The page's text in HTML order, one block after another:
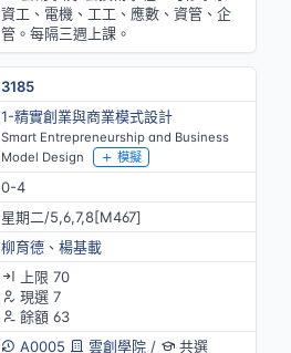
資工、電機、工工、應數、資管、企
管。每隔三週上課。
3185
1-精實創業與商業模式設計
Smart Entrepreneurship and Business
Model Design
模擬
0-4
星期二/5,6,7,8[M467]
柳育德、 楊基載
上限 70
現選 7
餘額 63
A0005
雲創學院/
共選